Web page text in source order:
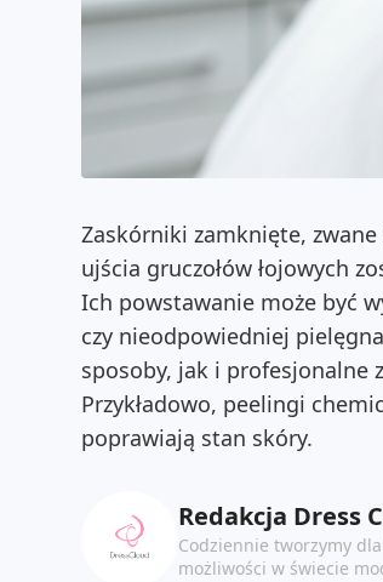
Zaskórniki zamknięte,
ujścia gruczołów łojowych
Ich powstawanie może być
czy nieodpowiedniej
sposoby, jak i profesjonalne
Przykładowo, peelingi
poprawiają stan skóry.
Redakcja Dress
Codziennie tworzymy
możliwości w świecie